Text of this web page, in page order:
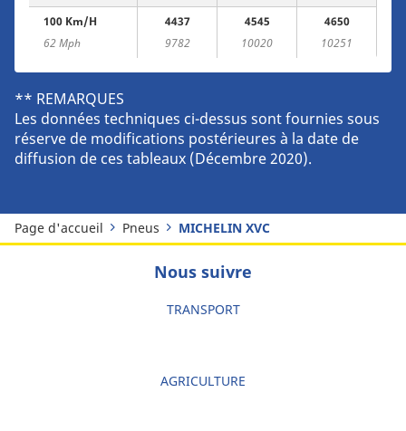
100 Km/h
62 Mph
4437
9782
4545
10020
4650
10251
** REMARQUES
Les données techniques ci-dessus sont fournies sous
réserve de modifications postérieures à la date de
diffusion de ces tableaux (Décembre 2020).
Page d'accueil Pneus MICHELIN XVC
Nous suivre
TRANSPORT
AGRICULTURE